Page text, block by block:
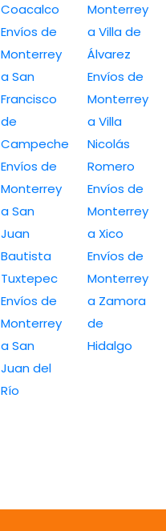
Coacalco
Envíos de
Monterrey
a San
Francisco
de
Campeche
Envíos de
Monterrey
a San
Juan
Bautista
Tuxtepec
Envíos de
Monterrey
a San
Juan del
Río
Monterrey
a Villa de
Álvarez
Envíos de
Monterrey
a Villa
Nicolás
Romero
Envíos de
Monterrey
a Xico
Envíos de
Monterrey
a Zamora
de
Hidalgo